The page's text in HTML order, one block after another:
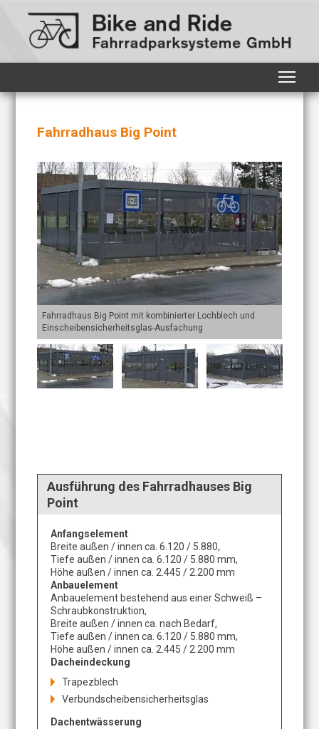
Fahrradhaus Big Point
Fahrradhaus Big Point mit kombinierter Lochblech und
Einscheibensicherheitsglas-Ausfachung
Ausführung des Fahrradhauses Big
Point
Anfangselement
Breite außen / innen ca. 6.120 / 5.880,
Tiefe außen / innen ca. 6.120 / 5.880 mm,
Höhe außen / innen ca. 2.445 / 2.200 mm
Anbauelement
Anbauelement bestehend aus einer Schweiß –
Schraubkonstruktion,
Breite außen / innen ca. nach Bedarf,
Tiefe außen / innen ca. 6.120 / 5.880 mm,
Höhe außen / innen ca. 2.445 / 2.200 mm
Dacheindeckung
Trapezblech
Verbundscheibensicherheitsglas
Dachentwässerung